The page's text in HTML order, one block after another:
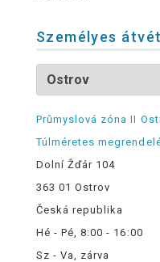
Személyes
Průmyslová zóna II
Túlméretes
Dolní Žďár 104
363 01 Ostrov
Česká republika
Hé - Pé, 8:00 - 16:00
Sz - Va, zárva